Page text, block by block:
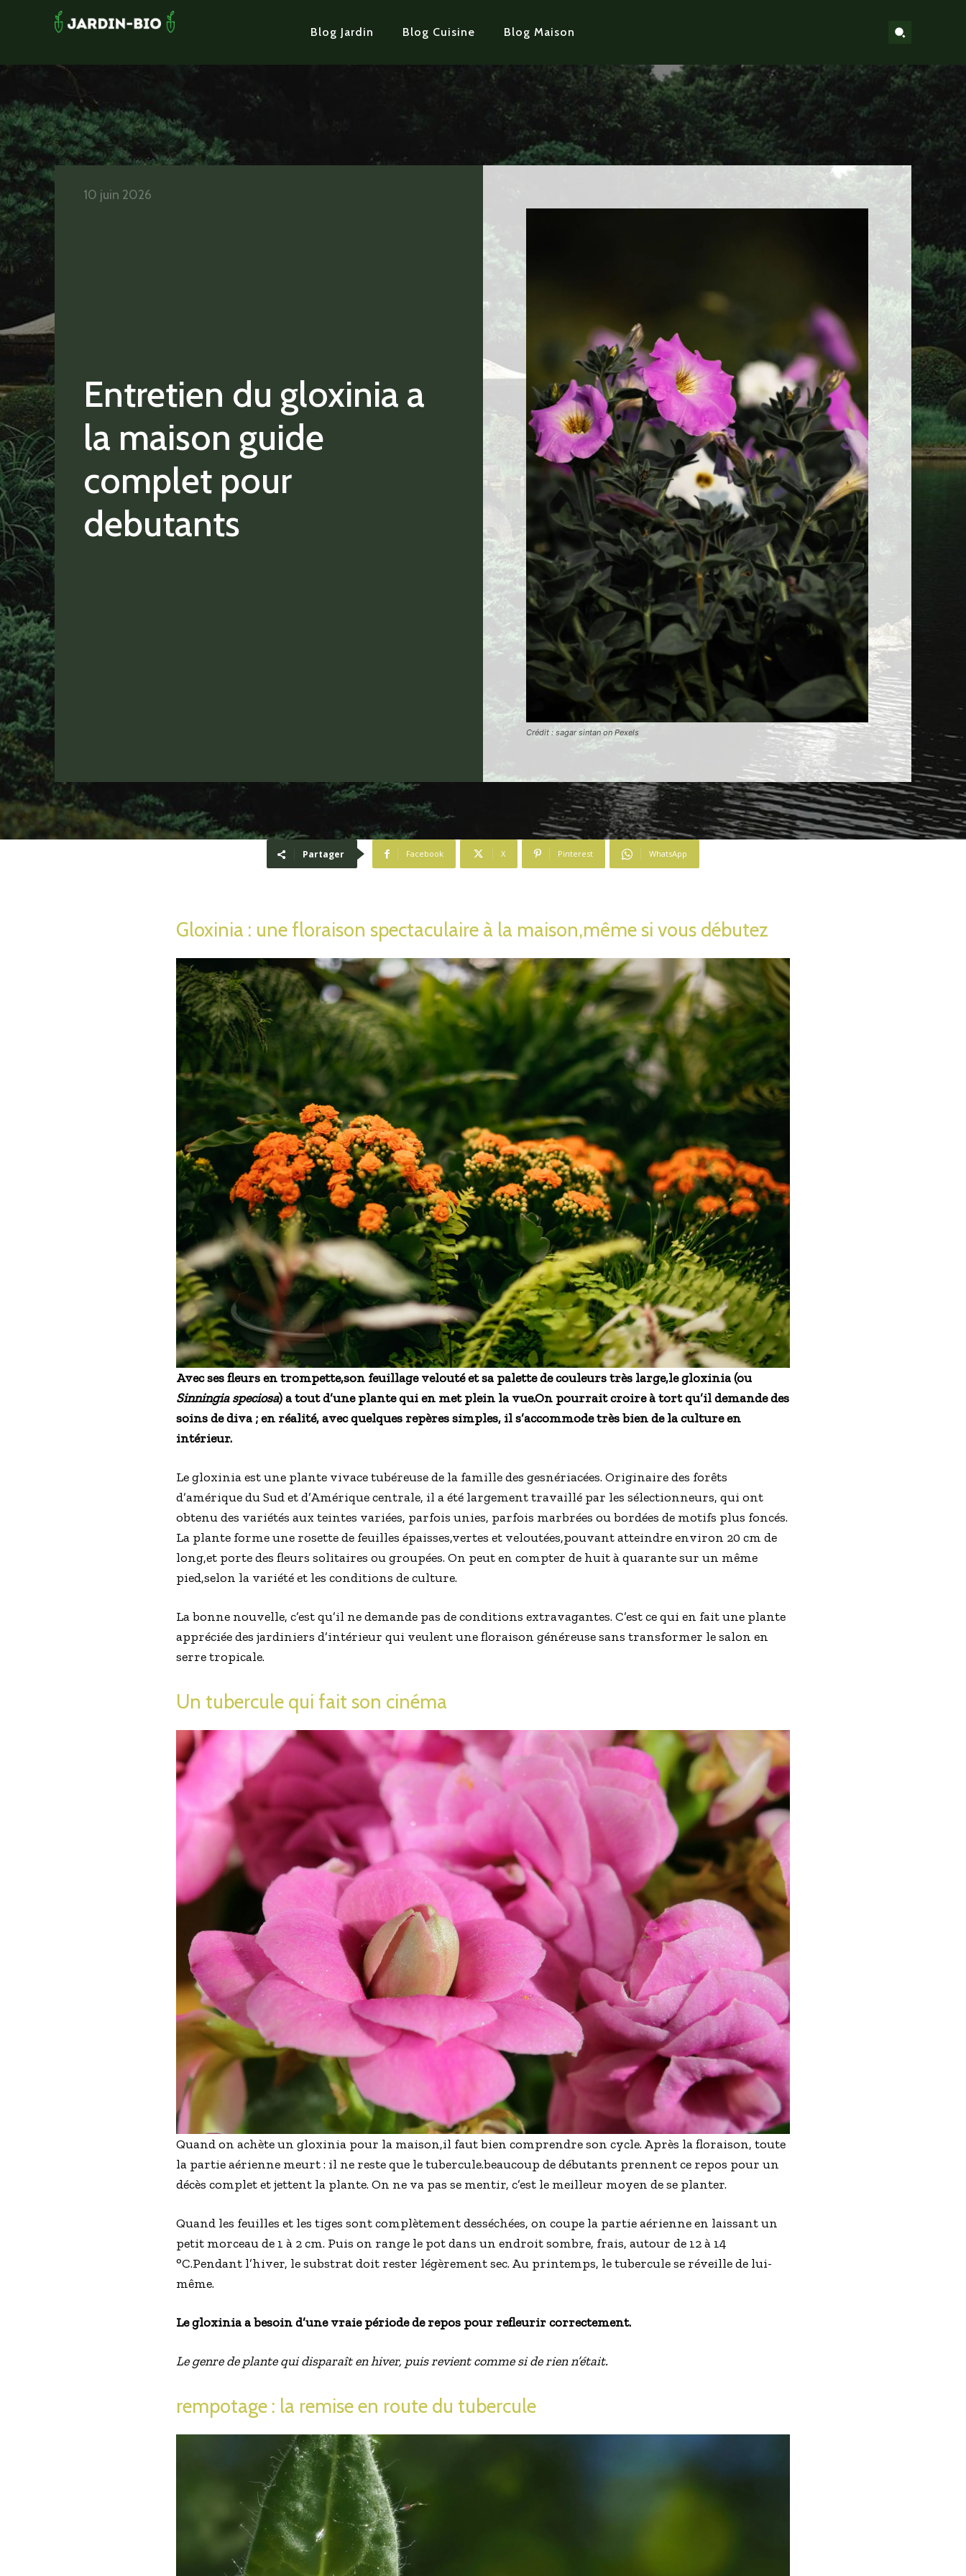
Blog Jardin Blog Cuisine Blog Maison
Entretien du gloxinia a
la maison guide
complet pour
debutants
Crédit : sagar sintan on Pexels
10 juin 2026
Partager Facebook X Pinterest WhatsApp
Gloxinia : une floraison spectaculaire à la maison,même si vous débutez
Avec ses fleurs en trompette,son feuillage velouté et sa palette de couleurs très large,le gloxinia (ou
Sinningia speciosa) a tout d’une plante qui en met plein la vue.On pourrait croire à tort qu’il demande des
soins de diva ; en réalité, avec quelques repères simples, il s’accommode très bien de la culture en
intérieur.
Le gloxinia est une plante vivace tubéreuse de la famille des gesnériacées. Originaire des forêts
d’amérique du Sud et d’Amérique centrale, il a été largement travaillé par les sélectionneurs, qui ont
obtenu des variétés aux teintes variées, parfois unies, parfois marbrées ou bordées de motifs plus foncés.
La plante forme une rosette de feuilles épaisses,vertes et veloutées,pouvant atteindre environ 20 cm de
long,et porte des fleurs solitaires ou groupées. On peut en compter de huit à quarante sur un même
pied,selon la variété et les conditions de culture.
La bonne nouvelle, c’est qu’il ne demande pas de conditions extravagantes. C’est ce qui en fait une plante
appréciée des jardiniers d’intérieur qui veulent une floraison généreuse sans transformer le salon en
serre tropicale.
Un tubercule qui fait son cinéma
Quand on achète un gloxinia pour la maison,il faut bien comprendre son cycle. Après la floraison, toute
la partie aérienne meurt : il ne reste que le tubercule.beaucoup de débutants prennent ce repos pour un
décès complet et jettent la plante. On ne va pas se mentir, c’est le meilleur moyen de se planter.
Quand les feuilles et les tiges sont complètement desséchées, on coupe la partie aérienne en laissant un
petit morceau de 1 à 2 cm. Puis on range le pot dans un endroit sombre, frais, autour de 12 à 14
°C.Pendant l’hiver, le substrat doit rester légèrement sec. Au printemps, le tubercule se réveille de lui-
même.
Le gloxinia a besoin d’une vraie période de repos pour refleurir correctement.
Le genre de plante qui disparaît en hiver, puis revient comme si de rien n’était.
rempotage : la remise en route du tubercule